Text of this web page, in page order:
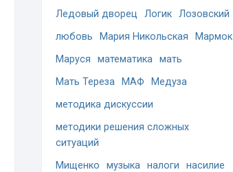
Ледовый дворец
Логик Лозовский
любовь
Мария Никольская
Мармок
Маруся
математика мать
Мать Тереза
МАФ
Медуза
методика дискуссии
методики решения сложных
ситуаций
Мищенко
музыка налоги
насилие